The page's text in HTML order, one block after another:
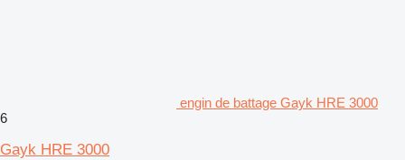
engin de battage Gayk HRE 3000
6
Gayk HRE 3000